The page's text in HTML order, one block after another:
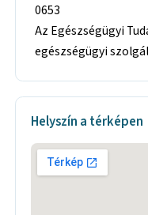
0653
Az Egészségügyi
egészségügyi
Helyszín a térképen